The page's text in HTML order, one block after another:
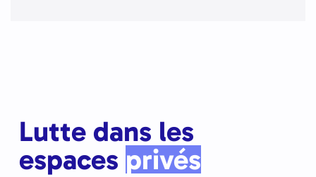
Lutte dans les
espaces privés